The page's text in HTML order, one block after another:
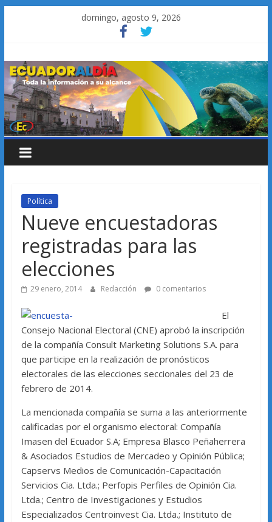
domingo, agosto 9, 2026
Política
Nueve encuestadoras
registradas para las
elecciones
29 enero, 2014 Redacción 0 comentarios
El
Consejo Nacional Electoral (CNE) aprobó la inscripción
de la compañía Consult Marketing Solutions S.A. para
que participe en la realización de pronósticos
electorales de las elecciones seccionales del 23 de
febrero de 2014.
La mencionada compañía se suma a las anteriormente
calificadas por el organismo electoral: Compañía
Imasen del Ecuador S.A; Empresa Blasco Peñaherrera
& Asociados Estudios de Mercadeo y Opinión Pública;
Capservs Medios de Comunicación-Capacitación
Servicios Cia. Ltda.; Perfopis Perfiles de Opinión Cia.
Ltda.; Centro de Investigaciones y Estudios
Especializados Centroinvest Cia. Ltda.; Instituto de